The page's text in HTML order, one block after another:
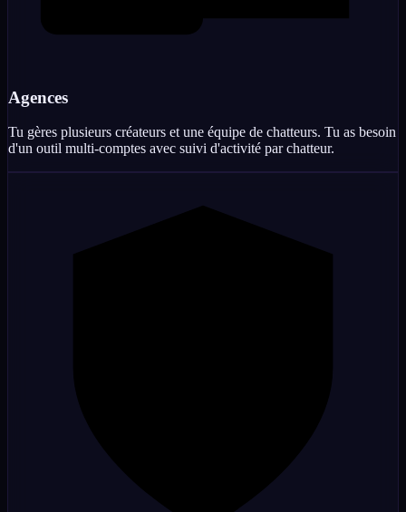
Agences
Tu gères plusieurs créateurs et une équipe de chatteurs. Tu as besoin
d'un outil multi-comptes avec suivi d'activité par chatteur.